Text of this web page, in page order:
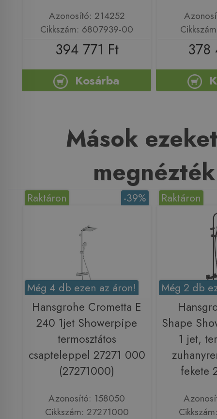
Azonosító: 214252
Cikkszám: 6807939-00
394 771 Ft
Kosárba
378
Mások
megnézték
-39%
Raktáron
Még 4 db ezen az áron!
Hansgrohe Crometta E
240 1jet Showerpipe
termosztátos
csapteleppel 27271 000
(27271000)
Azonosító: 158050
Cikkszám: 27271000
Raktáron
Még 2 db
Shape
1 jet,
fekete